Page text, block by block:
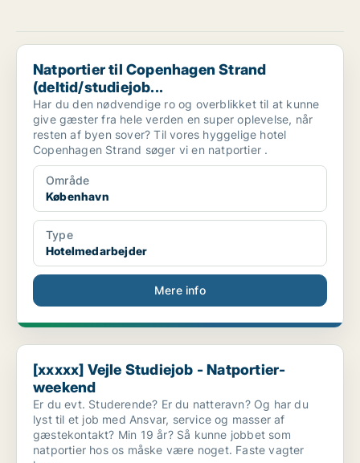
Natportier til Copenhagen Strand (deltid/studiejob...
Natportier til Copenhagen Strand
(deltid/studiejob...
Har du den nødvendige ro og overblikket til at kunne
give gæster fra hele verden en super oplevelse, når
resten af byen sover? Til vores hyggelige hotel
Copenhagen Strand søger vi en natportier .
Område
København
Type
Hotelmedarbejder
Mere info
[xxxxx] Vejle Studiejob - Natportier- weekend
[xxxxx] Vejle Studiejob - Natportier-
weekend
Er du evt. Studerende? Er du natteravn? Og har du
lyst til et job med Ansvar, service og masser af
gæstekontakt? Min 19 år? Så kunne jobbet som
natportier hos os måske være noget. Faste vagter